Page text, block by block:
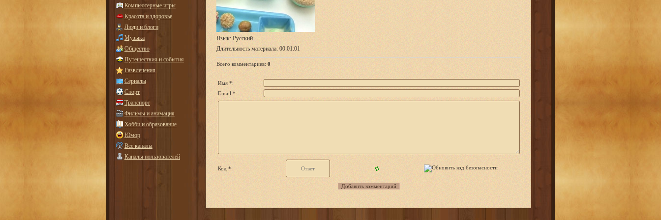
Компьютерные игры
Красота и здоровье
Люди и блоги
Музыка
Общество
Путешествия и события
Развлечения
Сериалы
Спорт
Транспорт
Фильмы и анимация
Хобби и образование
Юмор
Все каналы
Каналы пользователей
Язык: Русский
Длительность материала: 00:01:01
Всего комментариев: 0
Имя *:
Email *:
Код *: